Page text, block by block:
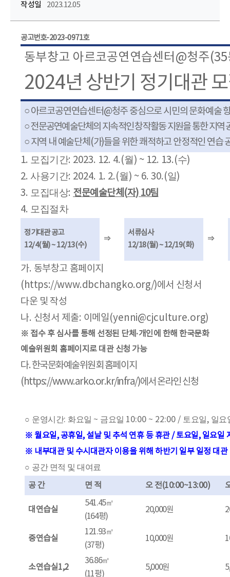
작성일
2023.12.05
공고번호-2023-0971호
동부창고 아르코공연연습센터 @청주(35
2024년 상반기 정기대관
○아르코공연연습센터@청주 중심으로 시민의 문화예술
○전문공연예술단체의 지속적인 창작활동 지원을 통한 지역
○지역 내 예술단체 (가)들을 위한 쾌적하고 안정적인 연습
1. 모집기간: 2023. 12. 4.(월 ) ~ 12. 13.(수)
2. 사용기간: 2024. 1. 2.(월 ) ~ 6. 30.(일)
3. 모집대상: 전문예술단체 (자) 10팀
4. 모집절차
정기대관 공고
12/4(월) ~ 12/13(수)
⇒
서류심사
12/18(월) ~ 12/19(화)
⇒
가. 동부창고 홈페이지
( https://www.dbchangko.org/)에서 신청서
다운 및 작성
나. 신청서 제출: 이메일(yenni@cjculture.org)
※ 접수 후 심사를 통해 선정된 단체 ·개인에 한해 한국문화
예술위원회 홈페이지로 대관 신청 가능
다.한국문화예술위원회 홈페이지
(https://www.arko.or.kr/infra/)에서 온라인 신청
○ 운영시간: 화요일 ~ 금요일 10:00 ~ 22:00 / 토요일, 일요
※ 월요일,공휴일,설날 및 추석 연휴 등 휴관 /토요일,일요일
※ 내부대관 및 수시대관자 이용을 위해 하반기 일부 일정 대관
○ 공간 면적 및 대여료
공 간 면 적 오 전(10:00~13:00)
대연습실
541.45㎡
(164평)
20,000원
중연습실
121.93㎡
(37평)
10,000원
소연습실1,2
36.86㎡
(11평)
5,000원